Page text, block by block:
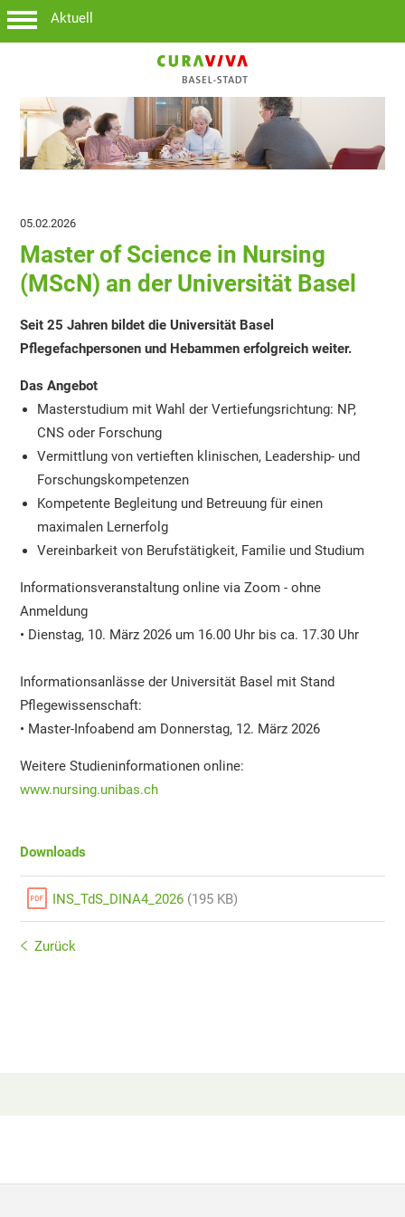
Aktuell
05.02.2026
Master of Science in Nursing
(MScN) an der Universität Basel
Seit 25 Jahren bildet die Universität Basel
Pflegefachpersonen und Hebammen erfolgreich weiter.
Das Angebot
Masterstudium mit Wahl der Vertiefungsrichtung: NP,
CNS oder Forschung
Vermittlung von vertieften klinischen, Leadership- und
Forschungskompetenzen
Kompetente Begleitung und Betreuung für einen
maximalen Lernerfolg
Vereinbarkeit von Berufstätigkeit, Familie und Studium
Informationsveranstaltung online via Zoom - ohne
Anmeldung
• Dienstag, 10. März 2026 um 16.00 Uhr bis ca. 17.30 Uhr
Informationsanlässe der Universität Basel mit Stand
Pflegewissenschaft:
• Master-Infoabend am Donnerstag, 12. März 2026
Weitere Studieninformationen online:
www.nursing.unibas.ch
Downloads
INS_TdS_DINA4_2026 (195 KB)
Zurück